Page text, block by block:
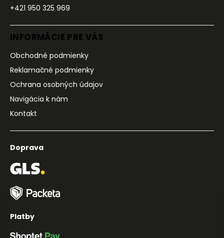
+421 950 325 969
INFORMÁCIE PRE VÁS
Obchodné podmienky
Reklamačné podmienky
Ochrana osobných údajov
Navigácia k nám
Kontakt
Doprava
Platby